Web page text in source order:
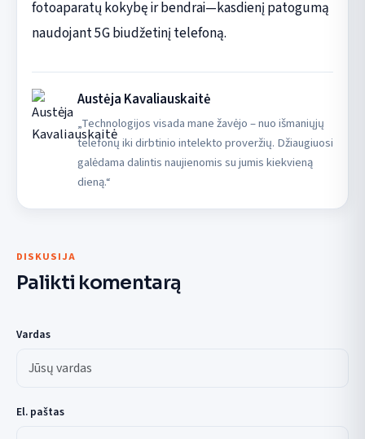
fotoaparatų kokybę ir bendrai—kasdienį patogumą
naudojant 5G biudžetinį telefoną.
Austėja Kavaliauskaitė
„Technologijos visada mane žavėjo – nuo išmaniųjų
telefonų iki dirbtinio intelekto proveržių. Džiaugiuosi
galėdama dalintis naujienomis su jumis kiekvieną
dieną.“
DISKUSIJA
Palikti komentarą
Vardas
El. paštas